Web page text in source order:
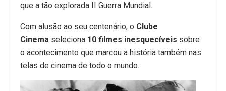
que a tão explorada II Guerra Mundial.
Com alusão ao seu centenário, o Clube
Cinema seleciona 10 filmes inesquecíveis sobre
o acontecimento que marcou a história também nas
telas de cinema de todo o mundo.